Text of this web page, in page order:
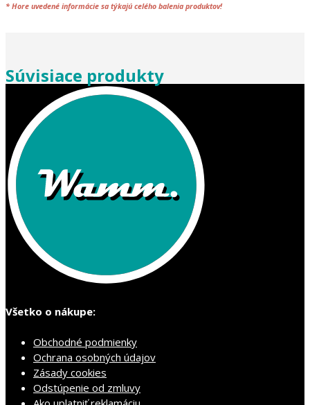
* Hore uvedené informácie sa týkajú celého balenia produktov!
Súvisiace produkty
Všetko o nákupe:
Obchodné podmienky
Ochrana osobných údajov
Zásady cookies
Odstúpenie od zmluvy